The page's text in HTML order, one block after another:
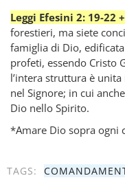
Leggi Efesini 2: 19-22 +
forestieri, ma siete
famiglia di Dio,
profeti, essendo Cristo
l’intera struttura è
nel Signore; in cui
Dio nello Spirito.
*Amare Dio sopra ogni
TAGS: